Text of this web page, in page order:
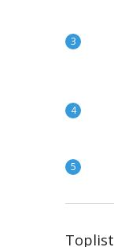
Toplist